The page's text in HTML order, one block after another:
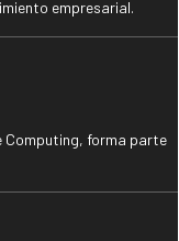
empresarial.
Computing, forma parte